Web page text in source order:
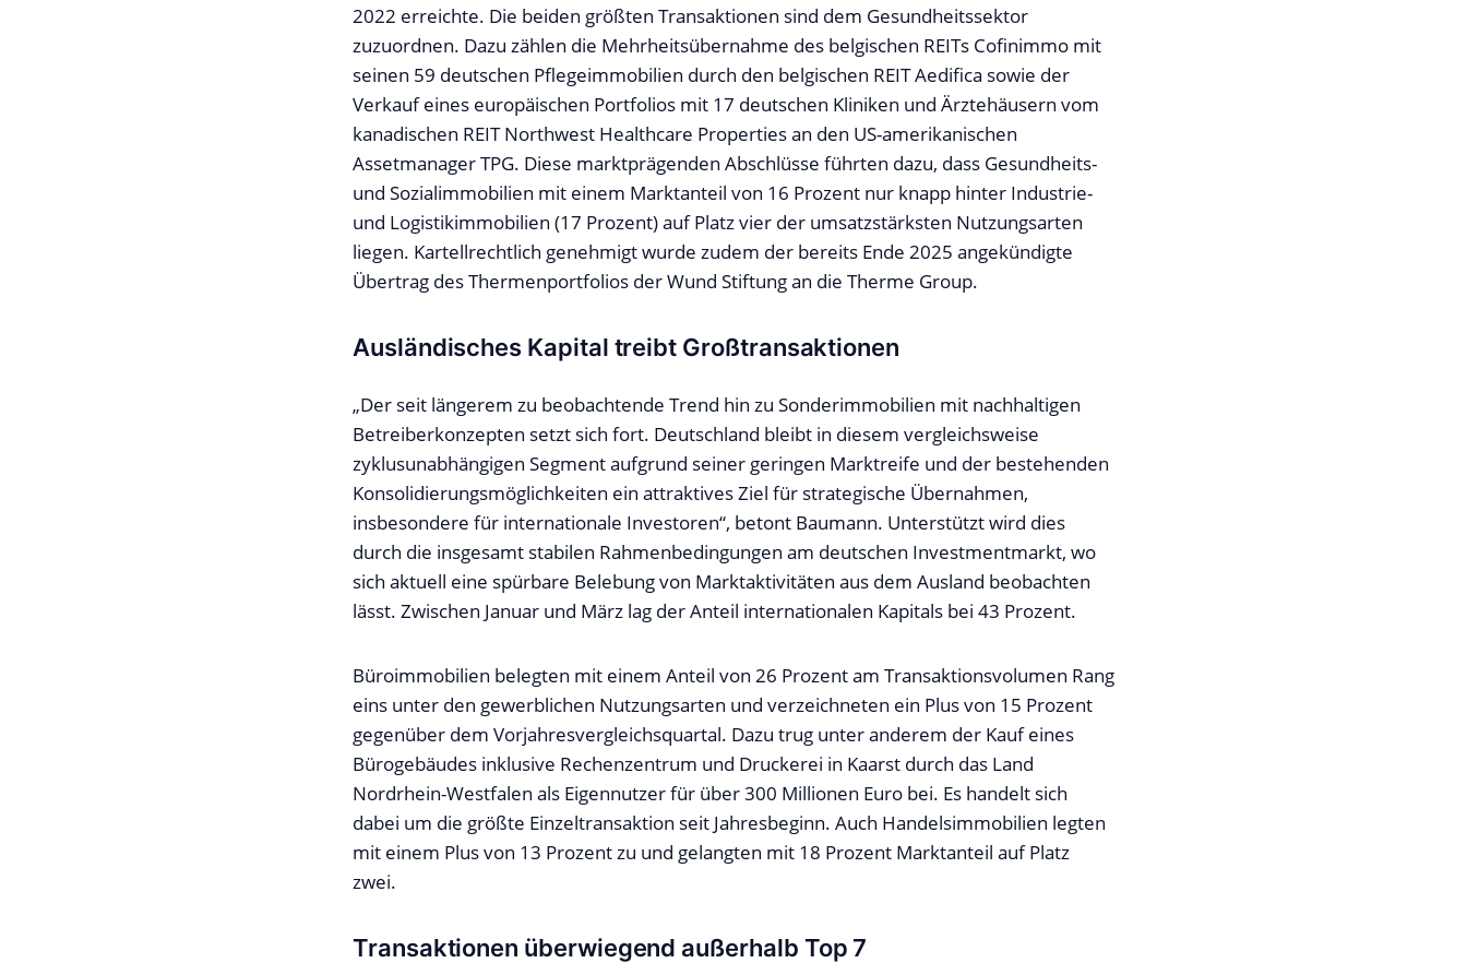
2022 erreichte. Die beiden größten Transaktionen sind dem Gesundheitssektor
zuzuordnen. Dazu zählen die Mehrheitsübernahme des belgischen REITs Cofinimmo mit
seinen 59 deutschen Pflegeimmobilien durch den belgischen REIT Aedifica sowie der
Verkauf eines europäischen Portfolios mit 17 deutschen Kliniken und Ärztehäusern vom
kanadischen REIT Northwest Healthcare Properties an den US-amerikanischen
Assetmanager TPG. Diese marktprägenden Abschlüsse führten dazu, dass Gesundheits-
und Sozialimmobilien mit einem Marktanteil von 16 Prozent nur knapp hinter Industrie-
und Logistikimmobilien (17 Prozent) auf Platz vier der umsatzstärksten Nutzungsarten
liegen. Kartellrechtlich genehmigt wurde zudem der bereits Ende 2025 angekündigte
Übertrag des Thermenportfolios der Wund Stiftung an die Therme Group.
Ausländisches Kapital treibt Großtransaktionen
„Der seit längerem zu beobachtende Trend hin zu Sonderimmobilien mit nachhaltigen
Betreiberkonzepten setzt sich fort. Deutschland bleibt in diesem vergleichsweise
zyklusunabhängigen Segment aufgrund seiner geringen Marktreife und der bestehenden
Konsolidierungsmöglichkeiten ein attraktives Ziel für strategische Übernahmen,
insbesondere für internationale Investoren“, betont Baumann. Unterstützt wird dies
durch die insgesamt stabilen Rahmenbedingungen am deutschen Investmentmarkt, wo
sich aktuell eine spürbare Belebung von Marktaktivitäten aus dem Ausland beobachten
lässt. Zwischen Januar und März lag der Anteil internationalen Kapitals bei 43 Prozent.
Büroimmobilien belegten mit einem Anteil von 26 Prozent am Transaktionsvolumen Rang
eins unter den gewerblichen Nutzungsarten und verzeichneten ein Plus von 15 Prozent
gegenüber dem Vorjahresvergleichsquartal. Dazu trug unter anderem der Kauf eines
Bürogebäudes inklusive Rechenzentrum und Druckerei in Kaarst durch das Land
Nordrhein-Westfalen als Eigennutzer für über 300 Millionen Euro bei. Es handelt sich
dabei um die größte Einzeltransaktion seit Jahresbeginn. Auch Handelsimmobilien legten
mit einem Plus von 13 Prozent zu und gelangten mit 18 Prozent Marktanteil auf Platz
zwei.
Transaktionen überwiegend außerhalb Top 7